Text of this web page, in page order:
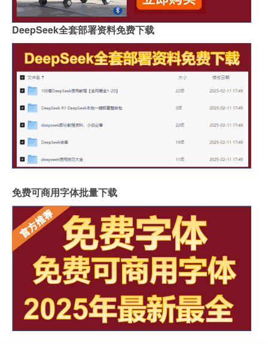
DeepSeek全套部署资料免费下载
免费可商用字体批量下载